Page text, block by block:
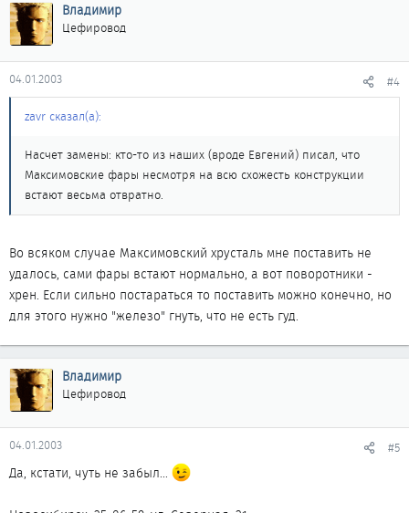
Владимир
Цефировод
04.01.2003 #4
zavr сказал(а):
Насчет замены: кто-то из наших (вроде Евгений) писал, что
Максимовские фары несмотря на всю схожесть конструкции
встают весьма отвратно.
Во всяком случае Максимовский хрусталь мне поставить не
удалось, сами фары встают нормально, а вот поворотники -
хрен. Если сильно постараться то поставить можно конечно, но
для этого нужно "железо" гнуть, что не есть гуд.
Владимир
Цефировод
04.01.2003 #5
Да, кстати, чуть не забыл...